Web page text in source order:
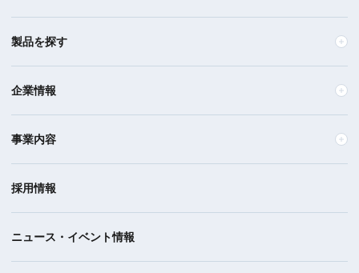
製品を探す
企業情報
事業内容
採用情報
ニュース・イベント情報